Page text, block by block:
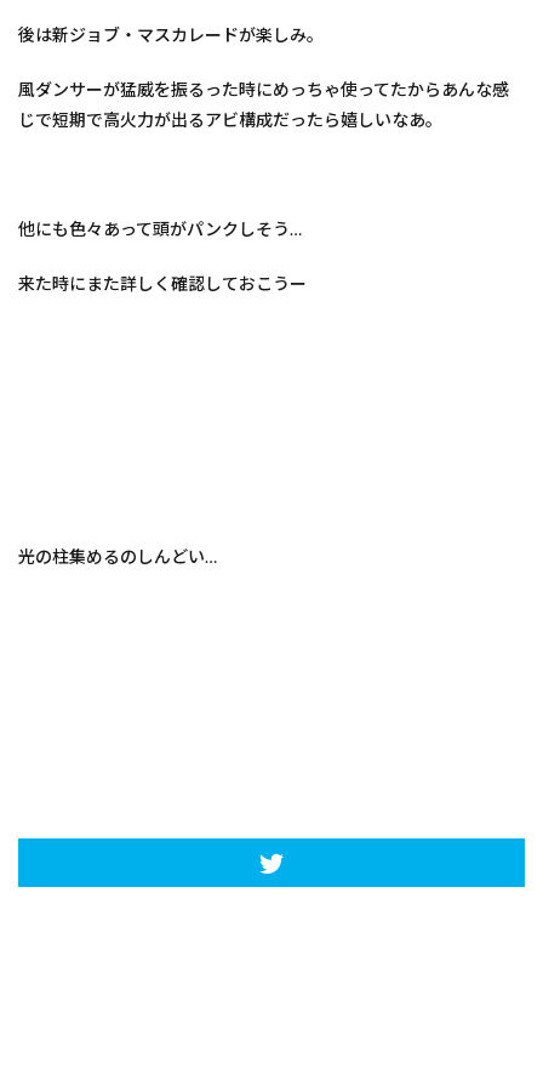
後は新ジョブ・マスカレードが楽しみ。
風ダンサーが猛威を振るった時にめっちゃ使ってたからあんな感
じで短期で高火力が出るアビ構成だったら嬉しいなあ。
他にも色々あって頭がパンクしそう…
来た時にまた詳しく確認しておこうー
光の柱集めるのしんどい…